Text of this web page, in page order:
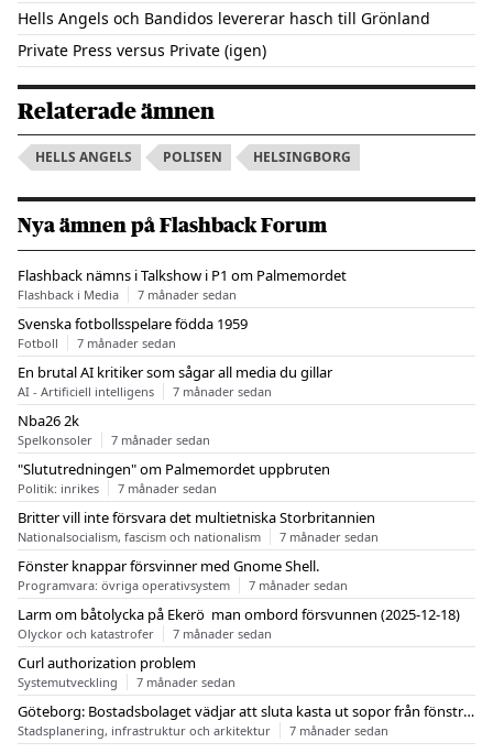
Hells Angels och Bandidos levererar hasch till Grönland
Private Press versus Private (igen)
Relaterade ämnen
HELLS ANGELS POLISEN HELSINGBORG
Nya ämnen på Flashback Forum
Flashback nämns i Talkshow i P1 om Palmemordet
Flashback i Media 7 månader sedan
Svenska fotbollsspelare födda 1959
Fotboll 7 månader sedan
En brutal AI kritiker som sågar all media du gillar
AI - Artificiell intelligens 7 månader sedan
Nba26 2k
Spelkonsoler 7 månader sedan
"Slututredningen" om Palmemordet uppbruten
Politik: inrikes 7 månader sedan
Britter vill inte försvara det multietniska Storbritannien
Nationalsocialism, fascism och nationalism 7 månader sedan
Fönster knappar försvinner med Gnome Shell.
Programvara: övriga operativsystem 7 månader sedan
Larm om båtolycka på Ekerö  man ombord försvunnen (2025-12-18)
Olyckor och katastrofer 7 månader sedan
Curl authorization problem
Systemutveckling 7 månader sedan
Göteborg: Bostadsbolaget vädjar att sluta kasta ut sopor från fönstren
Stadsplanering, infrastruktur och arkitektur 7 månader sedan